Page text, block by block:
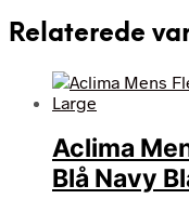
Relaterede
Aclima
Blå Navy